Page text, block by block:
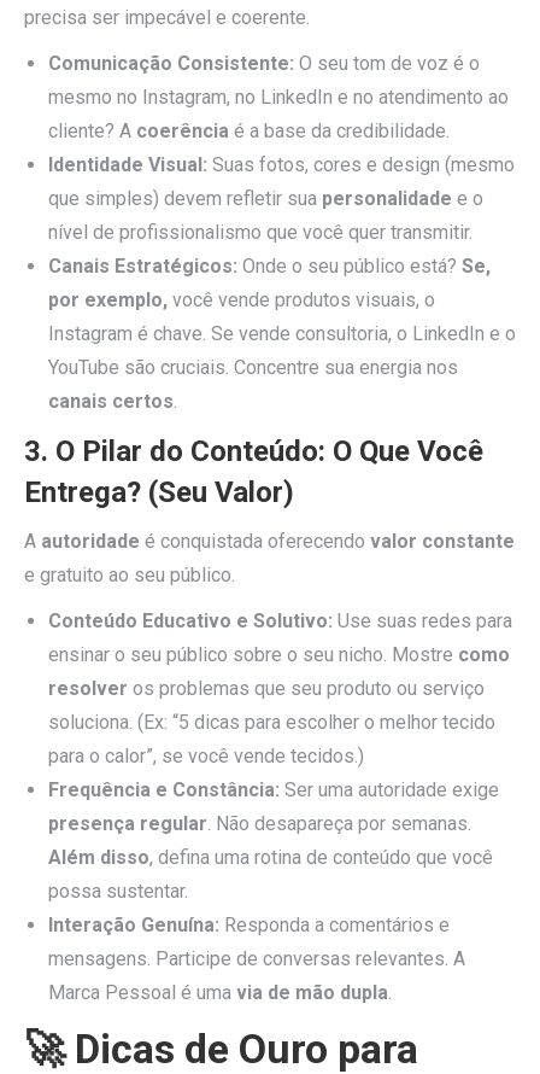
precisa ser impecável e coerente.
Comunicação Consistente: O seu tom de voz é o
mesmo no Instagram, no LinkedIn e no atendimento ao
cliente? A coerência é a base da credibilidade.
Identidade Visual: Suas fotos, cores e design (mesmo
que simples) devem refletir sua personalidade e o
nível de profissionalismo que você quer transmitir.
Canais Estratégicos: Onde o seu público está? Se,
por exemplo, você vende produtos visuais, o
Instagram é chave. Se vende consultoria, o LinkedIn e o
YouTube são cruciais. Concentre sua energia nos
canais certos.
3. O Pilar do Conteúdo: O Que Você
Entrega? (Seu Valor)
A autoridade é conquistada oferecendo valor constante
e gratuito ao seu público.
Conteúdo Educativo e Solutivo: Use suas redes para
ensinar o seu público sobre o seu nicho. Mostre como
resolver os problemas que seu produto ou serviço
soluciona. (Ex: “5 dicas para escolher o melhor tecido
para o calor”, se você vende tecidos.)
Frequência e Constância: Ser uma autoridade exige
presença regular. Não desapareça por semanas.
Além disso, defina uma rotina de conteúdo que você
possa sustentar.
Interação Genuína: Responda a comentários e
mensagens. Participe de conversas relevantes. A
Marca Pessoal é uma via de mão dupla.
🚀 Dicas de Ouro para